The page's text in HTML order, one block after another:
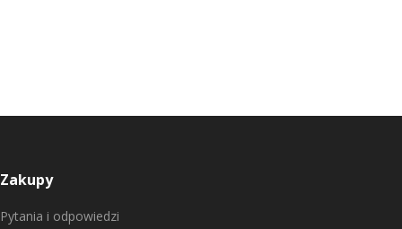
Zakupy
Pytania i odpowiedzi